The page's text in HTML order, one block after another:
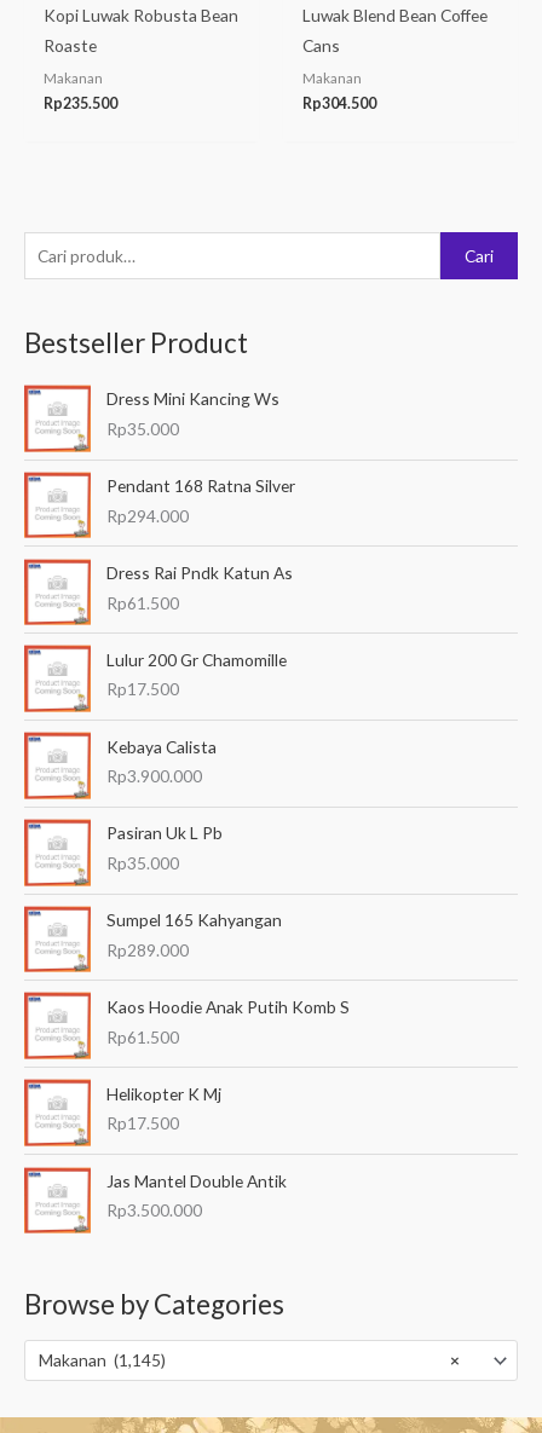
e
c
a
u
n
u
Cari
Bestseller Product
Dress Mini Kancing Ws
Rp35.000
Pendant 168 Ratna Silver
Rp294.000
Dress Rai Pndk Katun As
Rp61.500
Lulur 200 Gr Chamomille
Rp17.500
Kebaya Calista
Rp3.900.000
Pasiran Uk L Pb
Rp35.000
Sumpel 165 Kahyangan
Rp289.000
Kaos Hoodie Anak Putih Komb S
Rp61.500
Helikopter K Mj
Rp17.500
Jas Mantel Double Antik
Rp3.500.000
Browse by Categories
×
Makanan (1,145)
Kopi Luwak Robusta Bean
Roaste
Makanan
Rp235.500
Luwak Blend Bean Coffee
Cans
Makanan
Rp304.500